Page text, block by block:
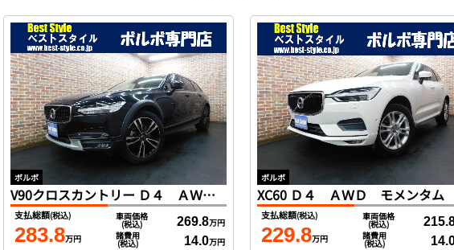
ボルボ
V90クロスカントリー Ｄ４ ＡＷＤ サマム ポールスターｐｋｇ インテリセーフ アンバー革 ＳＥＮＳＵＳ ＤＴＶ ｈａｒｍａｎｋａｒｄｏｎ 全方位カメラ スマートキー ＤＳＲＣ Ｐアシスト ＬＥＤヘッド １オナ ２０１９モデル
支払総額(税込)
283.8万円
車両価格
(税込) 269.8万円
諸費用
(税込) 14.0万円
ボルボ
支払総額(税込)
229.8万円
車両価格
(税込)
諸費用
(税込)